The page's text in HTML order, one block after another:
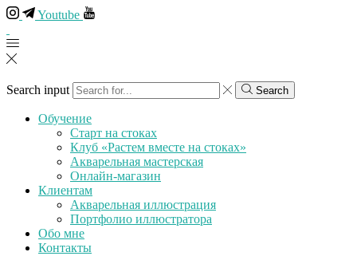
Youtube
Search input Search
Обучение
Старт на стоках
Клуб «Растем вместе на стоках»
Акварельная мастерская
Онлайн-магазин
Клиентам
Акварельная иллюстрация
Портфолио иллюстратора
Обо мне
Контакты